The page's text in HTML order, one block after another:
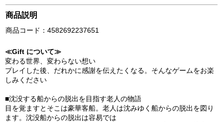
商品説明
商品コード：4582692237651
≪Gift について≫
変わる世界、変わらない想い
プレイした後、だれかに感謝を伝えたくなる。そんなゲームをお楽
しみください
■沈没する船からの脱出を目指す老人の物語
目を覚ますとそこは豪華客船。老人は沈みゆく船からの脱出を図り
ます。沈没船からの脱出は容易では